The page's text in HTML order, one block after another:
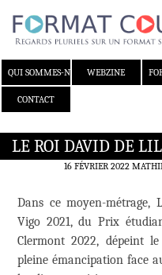
QUI SOMMES-NOUS ?WEBZINE
CONTACT
LE ROI DAVID DE
16 FÉVRIER 2022
Dans ce moyen-métrage,
Vigo 2021, du Prix
Clermont 2022, dépeint
pleine émancipation face